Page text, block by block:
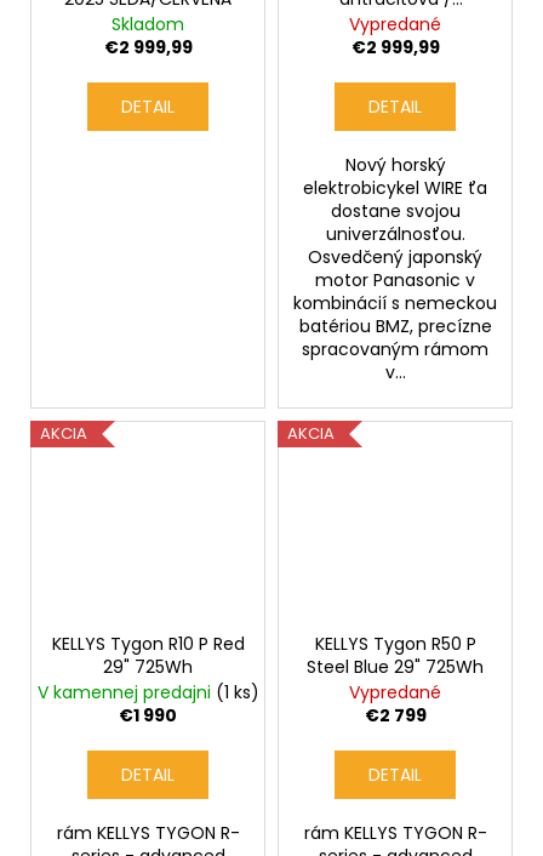
R
M
O
Skladom
€2 999,99
DETAIL
R
M
O
zlatošedá
Vypredané
€2 999,99
DETAIL
Nový horský
elektrobicykel WIRE ťa
dostane svojou
univerzálnosťou.
Osvedčený japonský
motor Panasonic v
kombinácií s nemeckou
batériou BMZ, precízne
spracovaným rámom
v...
AKCIA
KELLYS Tygon R10 P Red
29" 725Wh
V kamennej predajni (1 ks)
€1 990
DETAIL
rám KELLYS TYGON R-
AKCIA
KELLYS Tygon R50 P
Steel Blue 29" 725Wh
Vypredané
€2 799
DETAIL
rám KELLYS TYGON R-